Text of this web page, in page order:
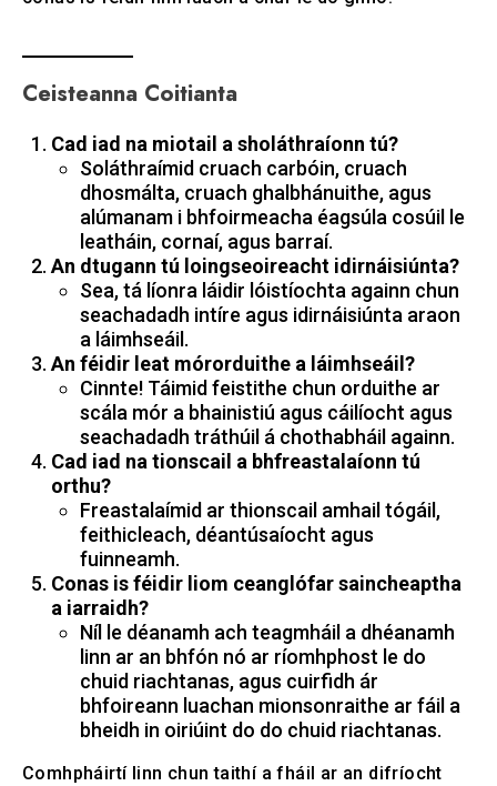
Ceisteanna Coitianta
Cad iad na miotail a sholáthraíonn tú?
Soláthraímid cruach carbóin, cruach
dhosmálta, cruach ghalbhánuithe, agus
alúmanam i bhfoirmeacha éagsúla cosúil le
leatháin, cornaí, agus barraí.
An dtugann tú loingseoireacht idirnáisiúnta?
Sea, tá líonra láidir lóistíochta againn chun
seachadadh intíre agus idirnáisiúnta araon
a láimhseáil.
An féidir leat mórorduithe a láimhseáil?
Cinnte! Táimid feistithe chun orduithe ar
scála mór a bhainistiú agus cáilíocht agus
seachadadh tráthúil á chothabháil againn.
Cad iad na tionscail a bhfreastalaíonn tú
orthu?
Freastalaímid ar thionscail amhail tógáil,
feithicleach, déantúsaíocht agus
fuinneamh.
Conas is féidir liom ceanglófar saincheaptha
a iarraidh?
Níl le déanamh ach teagmháil a dhéanamh
linn ar an bhfón nó ar ríomhphost le do
chuid riachtanas, agus cuirfidh ár
bhfoireann luachan mionsonraithe ar fáil a
bheidh in oiriúint do do chuid riachtanas.
Comhpháirtí linn chun taithí a fháil ar an difríocht